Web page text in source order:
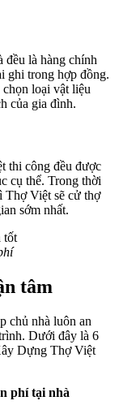
đều là hàng chính
ghi trong hợp đồng.
loại vật liệu
của gia đình.
thi công đều được
cụ thể. Trong thời
Thợ Việt sẽ cử thợ
sớm nhất.
tâm
chủ nhà luôn an
Dưới đây là 6
Dựng Thợ Việt
phí tại nhà